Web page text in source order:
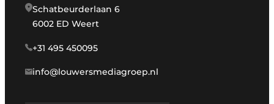
Schatbeurderlaan 6
6002 ED Weert
+31 495 450095
info@louwersmediagroep.nl